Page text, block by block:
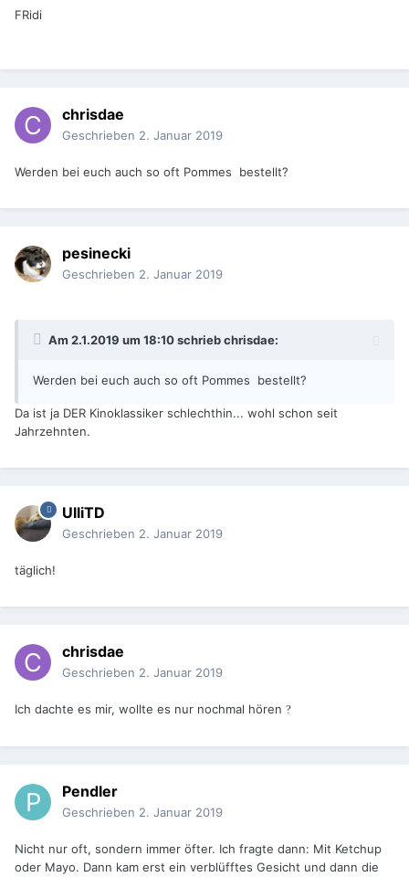
FRidi
chrisdae
Geschrieben 2. Januar 2019
Werden bei euch auch so oft Pommes bestellt?
pesinecki
Geschrieben 2. Januar 2019
Am 2.1.2019 um 18:10 schriebchrisdae:
Werden bei euch auch so oft Pommes bestellt?
Da ist ja DER Kinoklassiker schlechthin... wohl schon seit
Jahrzehnten.
UlliTD
Geschrieben 2. Januar 2019
täglich!
chrisdae
Geschrieben 2. Januar 2019
Ich dachte es mir, wollte es nur nochmal hören ?
Pendler
Geschrieben 2. Januar 2019
Nicht nur oft, sondern immer öfter. Ich fragte dann: Mit Ketchup
oder Mayo. Dann kam erst ein verblüfftes Gesicht und dann die